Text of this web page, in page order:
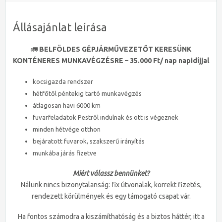
Állásajánlat leírása
🚛 BELFÖLDES GÉPJÁRMŰVEZETŐT KERESÜNK
KONTÉNERES MUNKAVÉGZÉSRE – 35.000 Ft/ nap napidíjjal
kocsigazda rendszer
hétfőtől péntekig tartó munkavégzés
átlagosan havi 6000 km
fuvarfeladatok Pestről indulnak és ott is végeznek
minden hétvége otthon
bejáratott fuvarok, szakszerű irányítás
munkába járás fizetve
Miért válassz bennünket?
Nálunk nincs bizonytalanság: fix útvonalak, korrekt fizetés,
rendezett körülmények és egy támogató csapat vár.
Ha fontos számodra a kiszámíthatóság és a biztos háttér, itt a